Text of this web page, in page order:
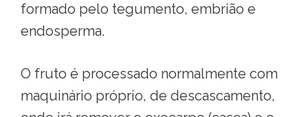
formado pelo tegumento, embrião e
endosperma.
O fruto é processado normalmente com
maquinário próprio, de descascamento,